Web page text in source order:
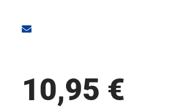
10,95 €